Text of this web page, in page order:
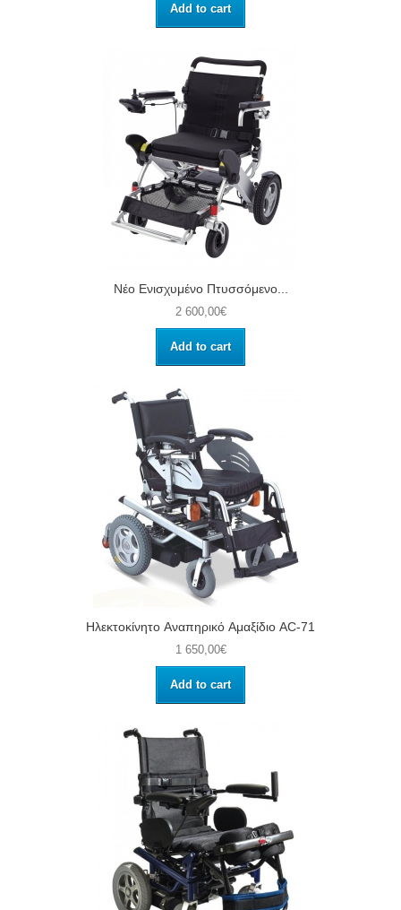
Add to cart
Νέο Ενισχυμένο Πτυσσόμενο...
2 600,00€
Add to cart
Ηλεκτοκίνητο Aναπηρικό Aμαξίδιο AC-71
1 650,00€
Add to cart